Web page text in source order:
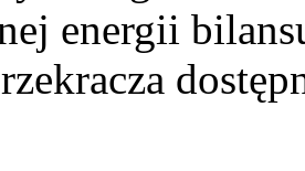
energii